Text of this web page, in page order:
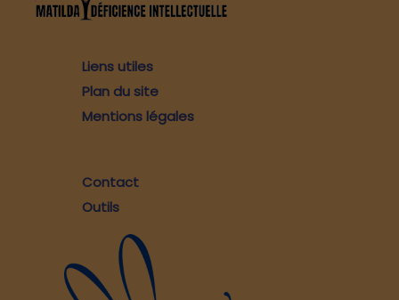
Liens utiles
Plan du site
Mentions légales
Contact
Outils